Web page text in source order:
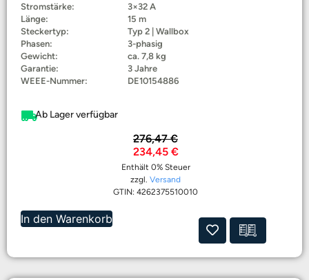
Stromstärke:
Länge:
3×32 A
15 m
Steckertyp:
Phasen:
Typ 2 | Wallbox
3-phasig
Gewicht:
Garantie:
ca. 7,8 kg
3 Jahre
WEEE-Nummer:
DE10154886
Ab Lager verfügbar
276,47€
234,45 €
Enthält 0% Steuer
zzgl. Versand
GTIN: 4262375510010
In den Warenkorb